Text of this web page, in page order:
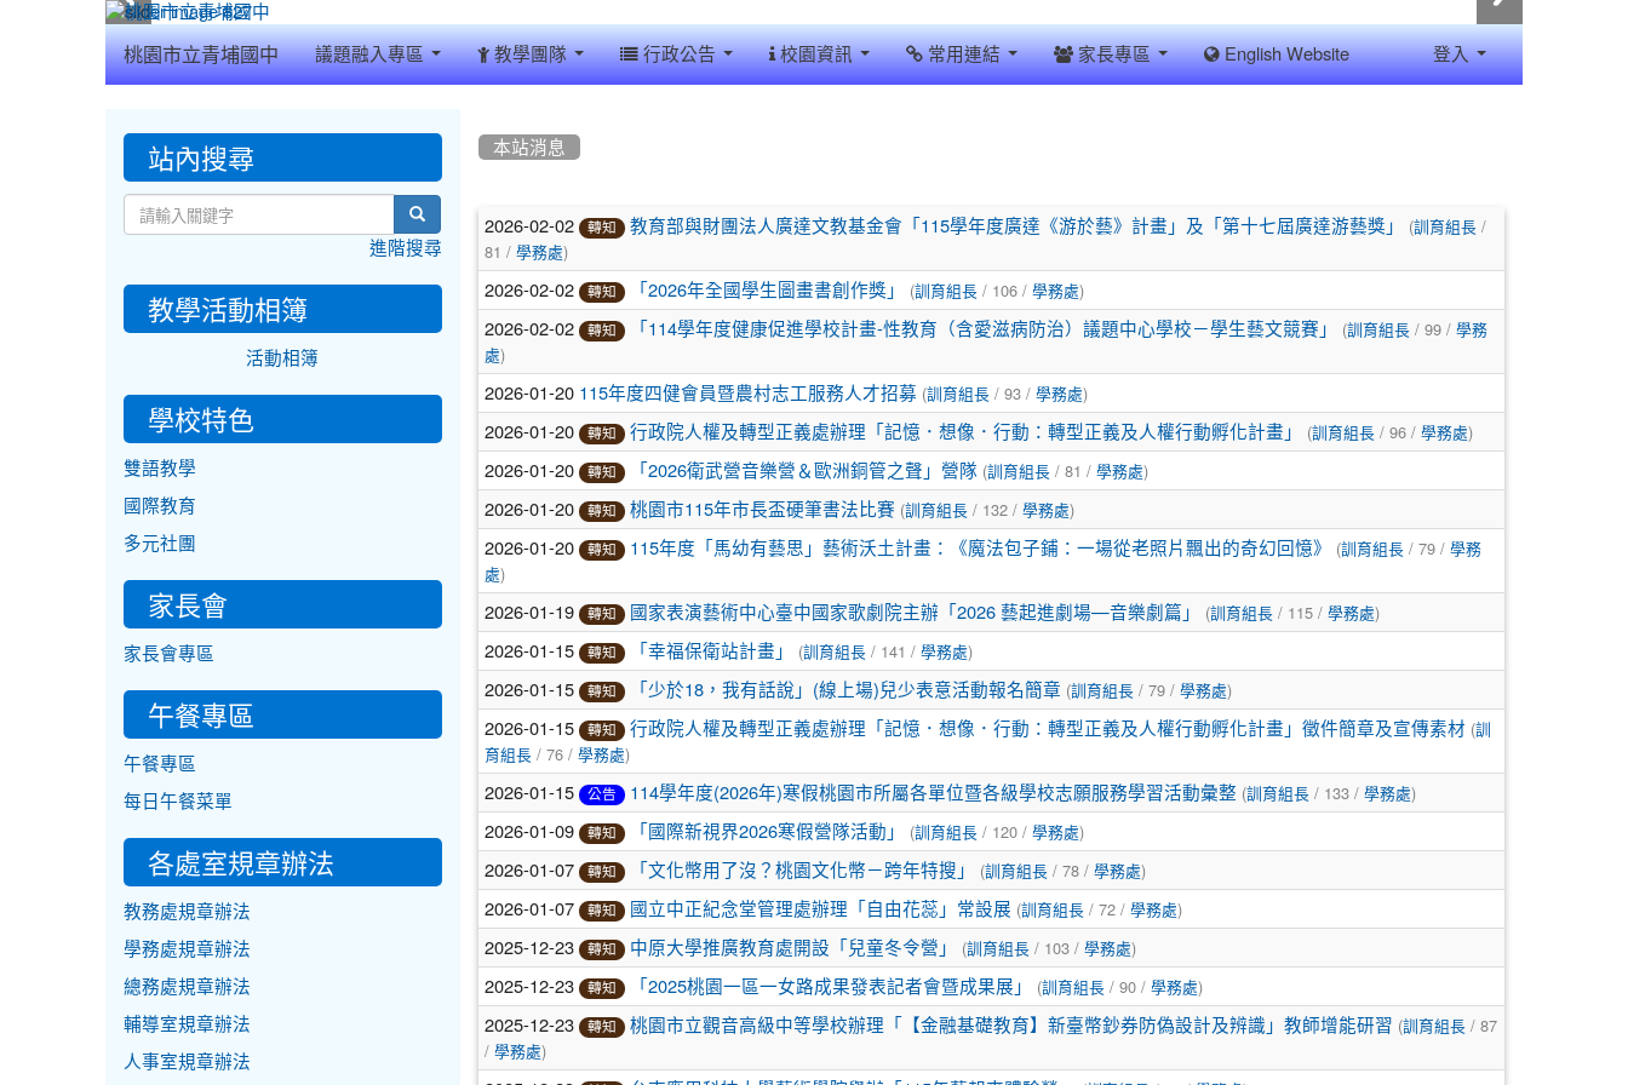
桃園市立青埔國中 議題融入專區 教學團隊 行政公告 校園資訊 常用連結 家長專區 English Website 登入
本站消息
文
章
列
表
2026-02-02 轉知 教育部與財團法人廣達文教基金會「115學年度廣達《游於藝》計畫」及「第十七屆廣達游藝獎」 (訓育組長/
81 / 學務處)
2026-02-02 轉知 「2026年全國學生圖畫書創作獎」 (訓育組長/ 106 / 學務處)
2026-02-02 轉知 「114學年度健康促進學校計畫-性教育（含愛滋病防治）議題中心學校－學生藝文競賽」 (訓育組長/ 99 / 學務
處)
2026-01-20 115年度四健會員暨農村志工服務人才招募 (訓育組長/ 93 / 學務處)
2026-01-20 轉知 行政院人權及轉型正義處辦理「記憶．想像．行動：轉型正義及人權行動孵化計畫」 (訓育組長/ 96 / 學務處)
2026-01-20 轉知 「2026衛武營音樂營＆歐洲銅管之聲」營隊 (訓育組長/ 81 / 學務處)
2026-01-20 轉知 桃園市115年市長盃硬筆書法比賽 (訓育組長/ 132 / 學務處)
2026-01-20 轉知 115年度「馬幼有藝思」藝術沃土計畫：《魔法包子鋪：一場從老照片飄出的奇幻回憶》 (訓育組長/ 79 / 學務
處)
2026-01-19 轉知 國家表演藝術中心臺中國家歌劇院主辦「2026 藝起進劇場—音樂劇篇」 (訓育組長/ 115 / 學務處)
2026-01-15 轉知 「幸福保衛站計畫」 (訓育組長/ 141 / 學務處)
2026-01-15 轉知 「少於18，我有話說」(線上場)兒少表意活動報名簡章 (訓育組長/ 79 / 學務處)
2026-01-15 轉知 行政院人權及轉型正義處辦理「記憶．想像．行動：轉型正義及人權行動孵化計畫」徵件簡章及宣傳素材 (訓
育組長/ 76 / 學務處)
2026-01-15 公告 114學年度(2026年)寒假桃園市所屬各單位暨各級學校志願服務學習活動彙整 (訓育組長/ 133 / 學務處)
2026-01-09 轉知 「國際新視界2026寒假營隊活動」 (訓育組長/ 120 / 學務處)
2026-01-07 轉知 「文化幣用了沒？桃園文化幣－跨年特搜」 (訓育組長/ 78 / 學務處)
2026-01-07 轉知 國立中正紀念堂管理處辦理「自由花蕊」常設展 (訓育組長/ 72 / 學務處)
2025-12-23 轉知 中原大學推廣教育處開設「兒童冬令營」 (訓育組長/ 103 / 學務處)
2025-12-23 轉知 「2025桃園一區一女路成果發表記者會暨成果展」 (訓育組長/ 90 / 學務處)
2025-12-23 轉知 桃園市立觀音高級中等學校辦理「【金融基礎教育】新臺幣鈔券防偽設計及辨識」教師增能研習 (訓育組長/ 87
/ 學務處)
::: 站內搜尋
search
進階搜尋
教學活動相簿
活動相簿
學校特色
雙語教學
國際教育
多元社團
家長會
家長會專區
午餐專區
午餐專區
每日午餐菜單
各處室規章辦法
教務處規章辦法
學務處規章辦法
總務處規章辦法
輔導室規章辦法
人事室規章辦法